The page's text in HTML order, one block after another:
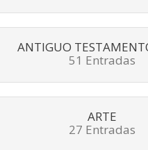
ANTIGUO
51 Entradas
ARTE
27 Entradas